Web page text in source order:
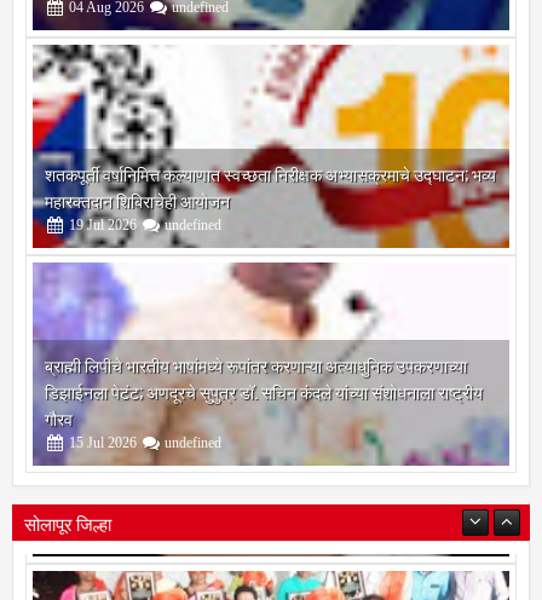
सुधारित वेळापत्रक जाहीर; अंतिम मतदार यादी २७ ऑक्टोबरला प्रसिद्ध होणार
04Aug 2026 undefined
शतकपूर्ती वर्षानिमित्त कल्याणात स्वच्छता निरीक्षक अभ्यासक्रमाचे उद्घाटन; भव्य
महारक्तदान शिबिराचेही आयोजन
19 Jul 2026 undefined
ब्राह्मी लिपीचे भारतीय भाषांमध्ये रूपांतर करणाऱ्या अत्याधुनिक उपकरणाच्या
डिझाईनला पेटंट; अणदूरचे सुपुत्र डॉ. सचिन कंदले यांच्या संशोधनाला राष्ट्रीय
गौरव
15 Jul 2026 undefined
सोलापूर जिल्हा